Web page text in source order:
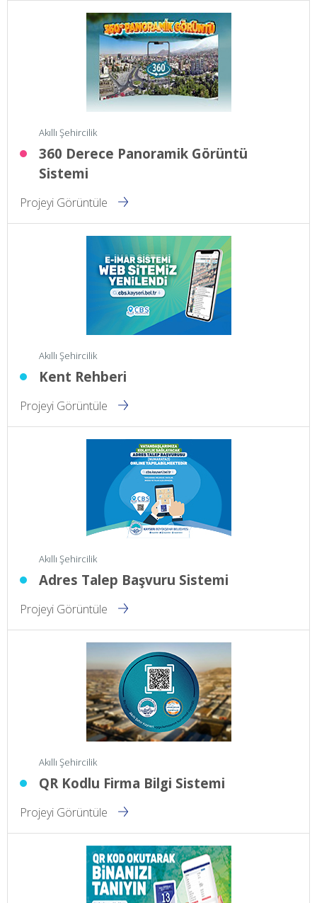
Akıllı Şehircilik
360 Derece Panoramik Görüntü
Sistemi
Projeyi Görüntüle
Akıllı Şehircilik
Kent Rehberi
Projeyi Görüntüle
Akıllı Şehircilik
Adres Talep Başvuru Sistemi
Projeyi Görüntüle
Akıllı Şehircilik
QR Kodlu Firma Bilgi Sistemi
Projeyi Görüntüle